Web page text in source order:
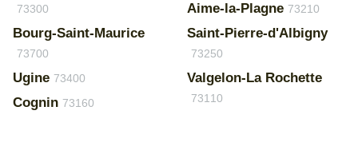
73300
Bourg-Saint-Maurice
73700
Ugine 73400
Cognin 73160
Aime-la-Plagne 73210
Saint-Pierre-d'Albigny
73250
Valgelon-La Rochette
73110